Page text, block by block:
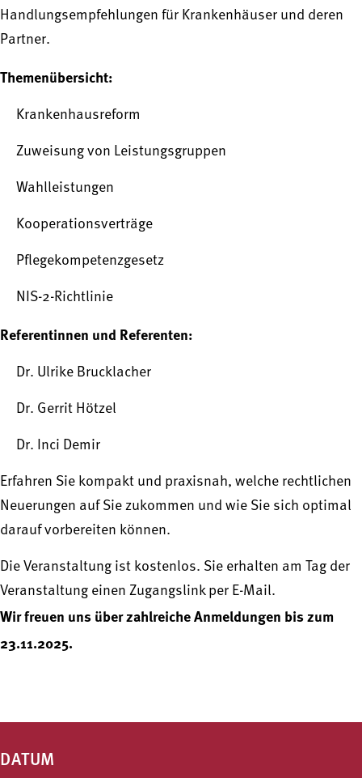
Handlungsempfehlungen für Krankenhäuser und deren
Partner.
Themenübersicht:
Krankenhausreform
Zuweisung von Leistungsgruppen
Wahlleistungen
Kooperationsverträge
Pflegekompetenzgesetz
NIS-2-Richtlinie
Referentinnen und Referenten:
Dr. Ulrike Brucklacher
Dr. Gerrit Hötzel
Dr. Inci Demir
Erfahren Sie kompakt und praxisnah, welche rechtlichen
Neuerungen auf Sie zukommen und wie Sie sich optimal
darauf vorbereiten können.
Die Veranstaltung ist kostenlos. Sie erhalten am Tag der
Veranstaltung einen Zugangslink per E-Mail.
Wir freuen uns über zahlreiche Anmeldungen bis zum
23.11.2025.
DATUM